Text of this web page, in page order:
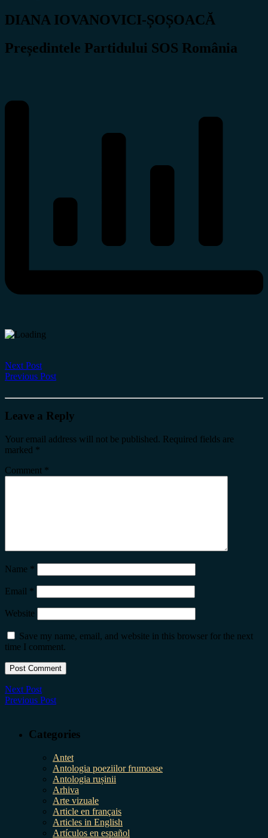
DIANA IOVANOVICI-ȘOȘOACĂ
Președintele Partidului SOS România
Next Post
Previous Post
Leave a Reply
Your email address will not be published. Required fields are
marked *
Comment *
Name *
Email *
Website
Save my name, email, and website in this browser for the next
time I comment.
Next Post
Previous Post
Categories
Antet
Antologia poeziilor frumoase
Antologia rușinii
Arhiva
Arte vizuale
Article en français
Articles in English
Artículos en español